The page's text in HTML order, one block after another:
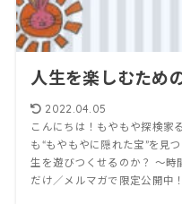
人生を楽しむため
2022.04.05
こんにちは！もやもや探検家
も“もやもやに隠れた宝”を見
生を遊びつくせるのか？ 〜時
だけ／メルマガで限定公開中